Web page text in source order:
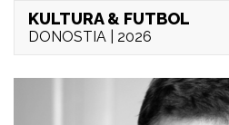
KULTURA & FUTBOL
DONOSTIA | 2026